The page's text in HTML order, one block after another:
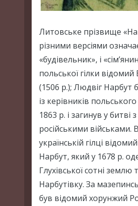
Литовське прізвище
різними версіями
«будівельник», і
польської гілки
(1506 р.); Людвіг Нарбут
із керівників
1863 р. і загинув у битві з
російськими військами. В
українській гілці
Нарбут, який у 1678 р.
Глухівської сотні землю
Нарбутівку. За
був відомий хорунжий